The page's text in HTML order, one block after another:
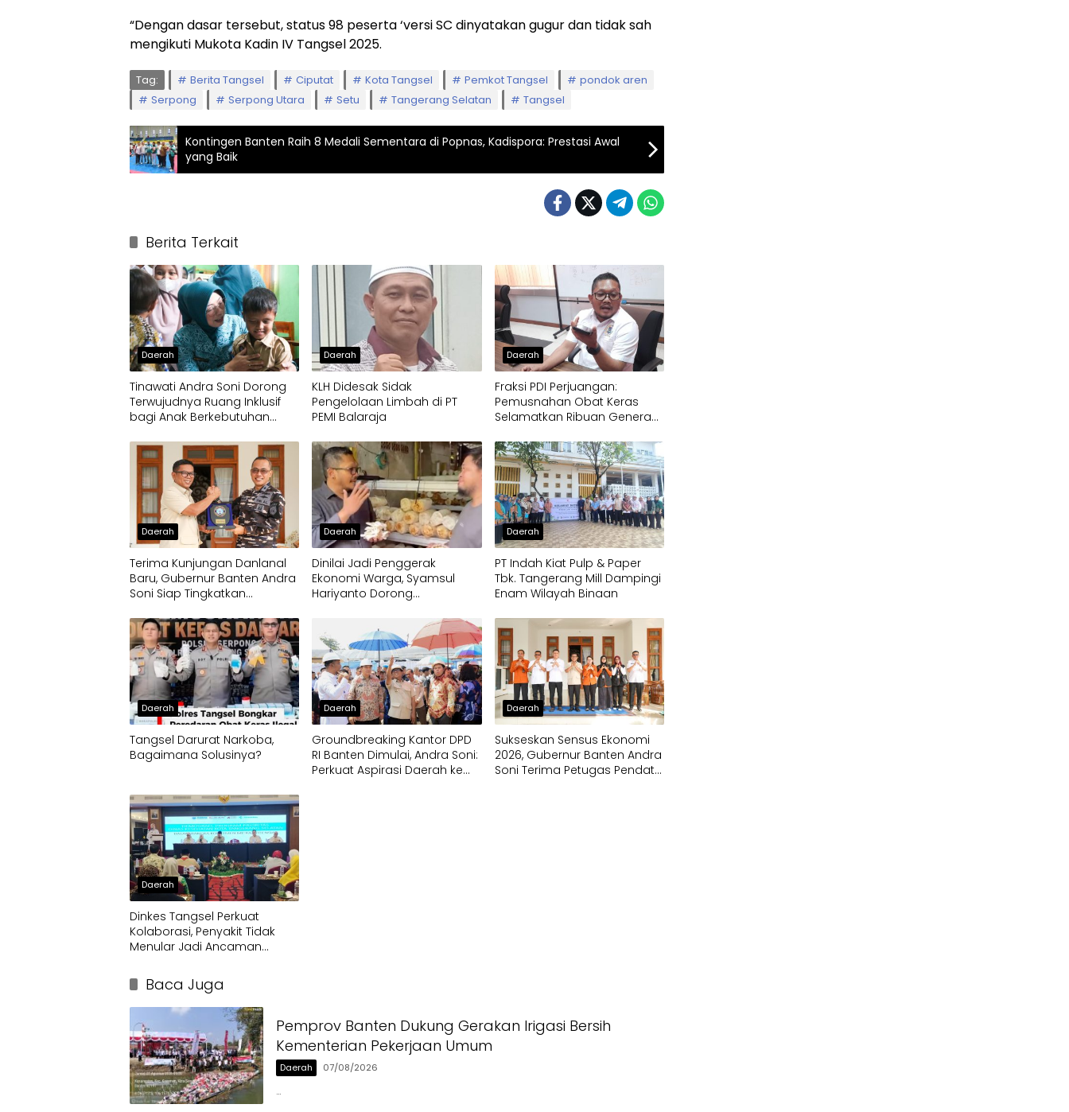
“Dengan dasar tersebut, status 98 peserta ‘versi SC dinyatakan gugur dan tidak sah
mengikuti Mukota Kadin IV Tangsel 2025.
Tag: Berita Tangsel Ciputat Kota Tangsel Pemkot Tangsel
pondok aren
Serpong
Serpong Utara Setu Tangerang Selatan Tangsel
Kontingen Banten Raih 8 Medali Sementara di Popnas, Kadispora: Prestasi Awal
yang Baik
Berita Terkait
Daerah
Tinawati Andra Soni Dorong
Terwujudnya Ruang Inklusif
bagi Anak Berkebutuhan
Daerah
KLH Didesak Sidak
Pengelolaan Limbah di PT
PEMI Balaraja
Daerah
Fraksi PDI Perjuangan:
Pemusnahan Obat Keras
Selamatkan Ribuan Generasi
Daerah
Terima Kunjungan Danlanal
Baru, Gubernur Banten Andra
Soni Siap Tingkatkan
Daerah
Dinilai Jadi Penggerak
Ekonomi Warga, Syamsul
Hariyanto Dorong
Jamur Crispy di Serpong
Daerah
PT Indah Kiat Pulp & Paper
Tbk. Tangerang Mill Dampingi
Enam Wilayah Binaan
Daerah
Tangsel Darurat Narkoba,
Bagaimana Solusinya?
Daerah
Groundbreaking Kantor DPD
RI Banten Dimulai, Andra Soni:
Perkuat Aspirasi Daerah ke
Daerah
Sukseskan Sensus Ekonomi
2026, Gubernur Banten Andra
Soni Terima Petugas Pendata
Daerah
Dinkes Tangsel Perkuat
Kolaborasi, Penyakit Tidak
Menular Jadi Ancaman
Baca Juga
Pemprov Banten Dukung Gerakan Irigasi Bersih
Kementerian Pekerjaan Umum
Daerah 07/08/2026
…